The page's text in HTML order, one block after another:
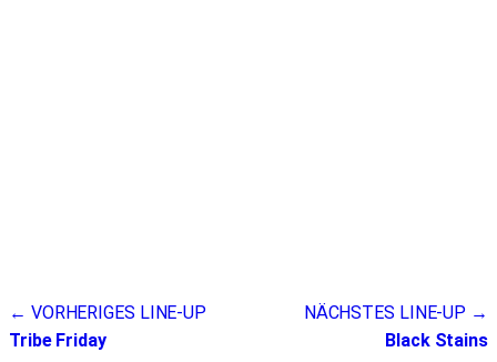
Beitragsnavigation
← VORHERIGES LINE-UP
Tribe Friday
NÄCHSTES LINE-UP →
Black Stains